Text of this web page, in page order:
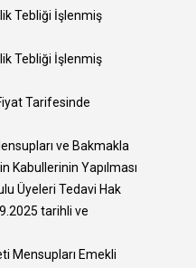
Tebliği İşlenmiş
Tebliği İşlenmiş
Tarifesinde
ve Bakmakla
Kabullerinin Yapılması
Üyeleri Tedavi Hak
tarihli ve
Mensupları Emekli